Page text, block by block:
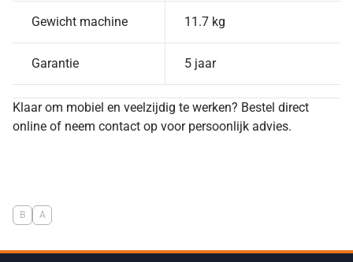
Gewicht machine 11.7 kg
Garantie 5 jaar
Klaar om mobiel en veelzijdig te werken? Bestel direct
online of neem contact op voor persoonlijk advies.
B A